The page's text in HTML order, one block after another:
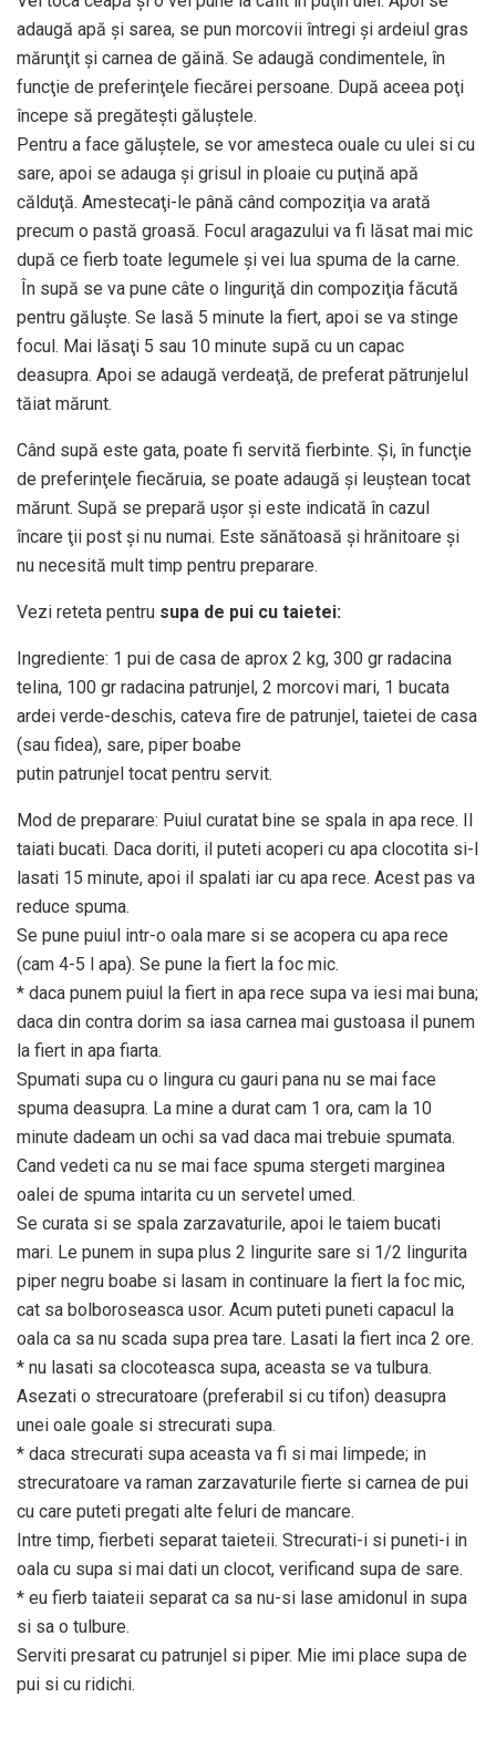
adaugă apă şi sarea, se pun morcovii întregi şi ardeiul gras
mărunţit și carnea de găină. Se adaugă condimentele, în
funcţie de preferinţele fiecărei persoane. După aceea poţi
începe să pregăteşti găluştele.
Pentru a face găluştele, se vor amesteca ouale cu ulei si cu
sare, apoi se adauga şi grisul in ploaie cu puţină apă
călduţă. Amestecaţi-le până când compoziţia va arată
precum o pastă groasă. Focul aragazului va fi lăsat mai mic
după ce fierb toate legumele şi vei lua spuma de la carne.
În supă se va pune câte o linguriţă din compoziţia făcută
pentru găluşte. Se lasă 5 minute la fiert, apoi se va stinge
focul. Mai lăsaţi 5 sau 10 minute supă cu un capac
deasupra. Apoi se adaugă verdeaţă, de preferat pătrunjelul
tăiat mărunt.
Când supă este gata, poate fi servită fierbinte. Şi, în funcţie
de preferinţele fiecăruia, se poate adaugă şi leuştean tocat
mărunt. Supă se prepară uşor şi este indicată în cazul
încare ţii post şi nu numai. Este sănătoasă şi hrănitoare şi
nu necesită mult timp pentru preparare.
Vezi reteta pentru supa de pui cu taietei:
Ingrediente: 1 pui de casa de aprox 2 kg, 300 gr radacina
telina, 100 gr radacina patrunjel, 2 morcovi mari, 1 bucata
ardei verde-deschis, cateva fire de patrunjel, taietei de casa
(sau fidea), sare, piper boabe
putin patrunjel tocat pentru servit.
Mod de preparare: Puiul curatat bine se spala in apa rece. Il
taiati bucati. Daca doriti, il puteti acoperi cu apa clocotita si-l
lasati 15 minute, apoi il spalati iar cu apa rece. Acest pas va
reduce spuma.
Se pune puiul intr-o oala mare si se acopera cu apa rece
(cam 4-5 l apa). Se pune la fiert la foc mic.
* daca punem puiul la fiert in apa rece supa va iesi mai buna;
daca din contra dorim sa iasa carnea mai gustoasa il punem
la fiert in apa fiarta.
Spumati supa cu o lingura cu gauri pana nu se mai face
spuma deasupra. La mine a durat cam 1 ora, cam la 10
minute dadeam un ochi sa vad daca mai trebuie spumata.
Cand vedeti ca nu se mai face spuma stergeti marginea
oalei de spuma intarita cu un servetel umed.
Se curata si se spala zarzavaturile, apoi le taiem bucati
mari. Le punem in supa plus 2 lingurite sare si 1/2 lingurita
piper negru boabe si lasam in continuare la fiert la foc mic,
cat sa bolboroseasca usor. Acum puteti puneti capacul la
oala ca sa nu scada supa prea tare. Lasati la fiert inca 2 ore.
* nu lasati sa clocoteasca supa, aceasta se va tulbura.
Asezati o strecuratoare (preferabil si cu tifon) deasupra
unei oale goale si strecurati supa.
* daca strecurati supa aceasta va fi si mai limpede; in
strecuratoare va raman zarzavaturile fierte si carnea de pui
cu care puteti pregati alte feluri de mancare.
Intre timp, fierbeti separat taieteii. Strecurati-i si puneti-i in
oala cu supa si mai dati un clocot, verificand supa de sare.
* eu fierb taiateii separat ca sa nu-si lase amidonul in supa
si sa o tulbure.
Serviti presarat cu patrunjel si piper. Mie imi place supa de
pui si cu ridichi.